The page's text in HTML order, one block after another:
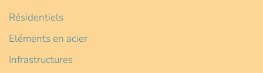
Résidentiels
Eléments en acier
Infrastructures